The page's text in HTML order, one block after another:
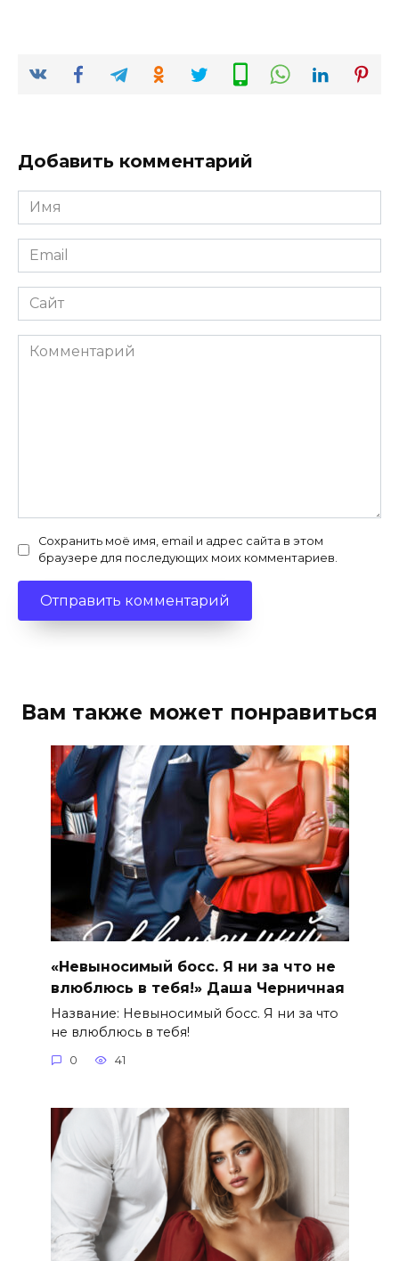
Добавить комментарий
Имя
*
Email
*
Сайт
Комментарий
Сохранить моё имя, email и адрес сайта в этом
браузере для последующих моих комментариев.
Вам также может понравиться
«Невыносимый босс. Я ни за что не
влюблюсь в тебя!» Даша Черничная
Название: Невыносимый босс. Я ни за что
не влюблюсь в тебя!
0 41